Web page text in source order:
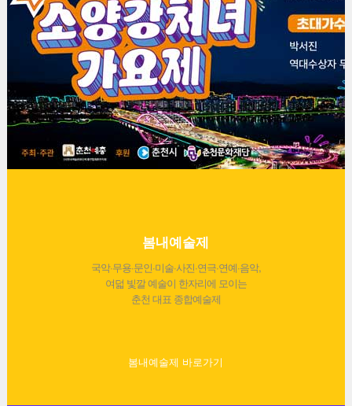
봄내예술제
국악·무용·문인·미술·사진·연극·연예·음악,
여덟 빛깔 예술이 한자리에 모이는
춘천 대표 종합예술제
봄내예술제 바로가기